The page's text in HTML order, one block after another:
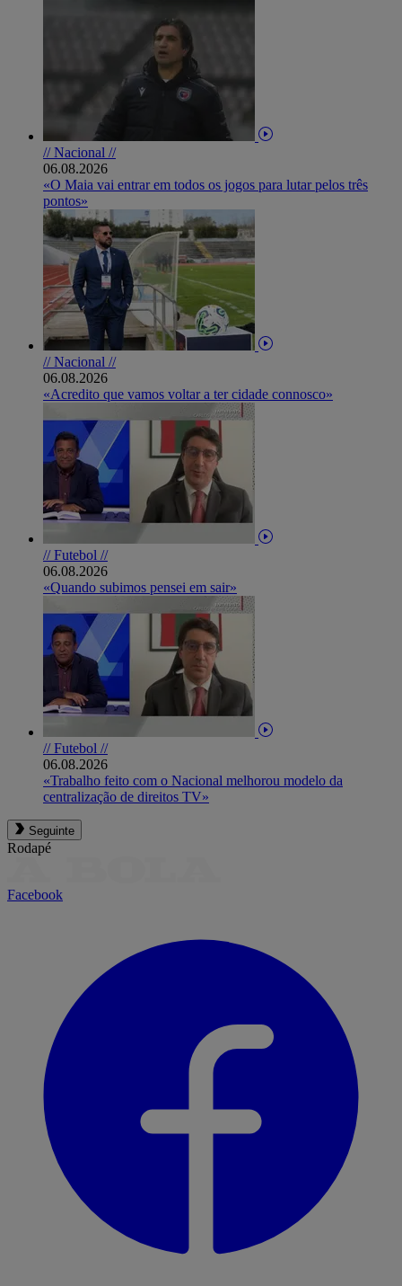
// Nacional //
06.08.2026
«O Maia vai entrar em todos os jogos para lutar pelos três
pontos»
// Nacional //
06.08.2026
«Acredito que vamos voltar a ter cidade connosco»
// Futebol //
06.08.2026
«Quando subimos pensei em sair»
// Futebol //
06.08.2026
«Trabalho feito com o Nacional melhorou modelo da
centralização de direitos TV»
Seguinte
Rodapé
Facebook